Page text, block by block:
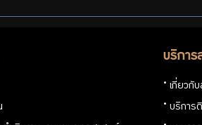
บริการ
เกี่ยวกับ
บริการ